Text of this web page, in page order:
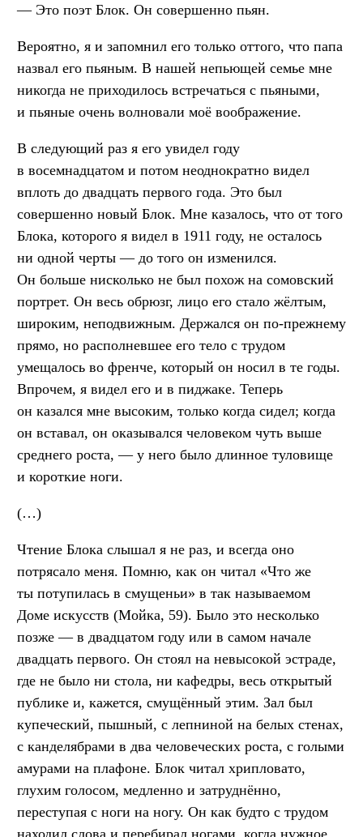
— Это поэт Блок. Он совершенно пьян.
Вероятно, я и запомнил его только оттого, что папа
назвал его пьяным. В нашей непьющей семье мне
никогда не приходилось встречаться с пьяными,
и пьяные очень волновали моё воображение.
В следующий раз я его увидел году
в восемнадцатом и потом неоднократно видел
вплоть до двадцать первого года. Это был
совершенно новый Блок. Мне казалось, что от того
Блока, которого я видел в 1911 году, не осталось
ни одной черты — до того он изменился.
Он больше нисколько не был похож на сомовский
портрет. Он весь обрюзг, лицо его стало жёлтым,
широким, неподвижным. Держался он по-прежнему
прямо, но располневшее его тело с трудом
умещалось во френче, который он носил в те годы.
Впрочем, я видел его и в пиджаке. Теперь
он казался мне высоким, только когда сидел; когда
он вставал, он оказывался человеком чуть выше
среднего роста, — у него было длинное туловище
и короткие ноги.
(…)
Чтение Блока слышал я не раз, и всегда оно
потрясало меня. Помню, как он читал «Что же
ты потупилась в смущеньи» в так называемом
Доме искусств (Мойка, 59). Было это несколько
позже — в двадцатом году или в самом начале
двадцать первого. Он стоял на невысокой эстраде,
где не было ни стола, ни кафедры, весь открытый
публике и, кажется, смущённый этим. Зал был
купеческий, пышный, с лепниной на белых стенах,
с канделябрами в два человеческих роста, с голыми
амурами на плафоне. Блок читал хрипловато,
глухим голосом, медленно и затруднённо,
переступая с ноги на ногу. Он как будто с трудом
находил слова и перебирал ногами, когда нужное